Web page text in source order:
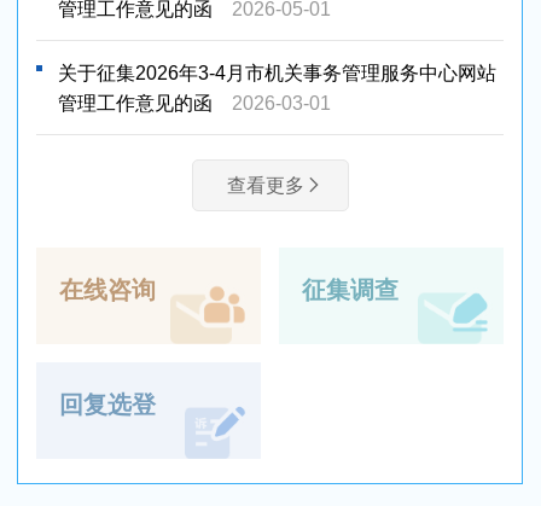
管理工作意见的函
2026-05-01
关于征集2026年3-4月市机关事务管理服务中心网站
管理工作意见的函
2026-03-01
查看更多
在线咨询 征集调查
回复选登